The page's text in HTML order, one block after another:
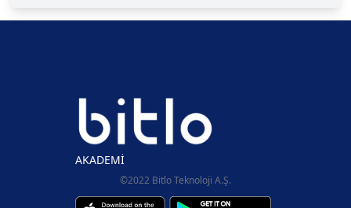
AKADEMİ
©2022 Bitlo Teknoloji A.Ş.